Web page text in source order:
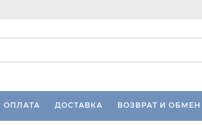
ОПЛАТА ДОСТАВКА ВОЗВРАТ И ОБМЕН